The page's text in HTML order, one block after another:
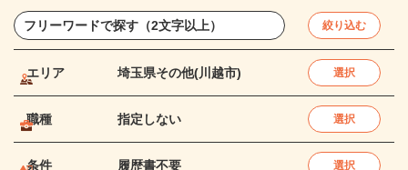
絞り込む
エリア 埼玉県その他(川越市) 選択
職種 指定しない 選択
条件 履歴書不要 選択